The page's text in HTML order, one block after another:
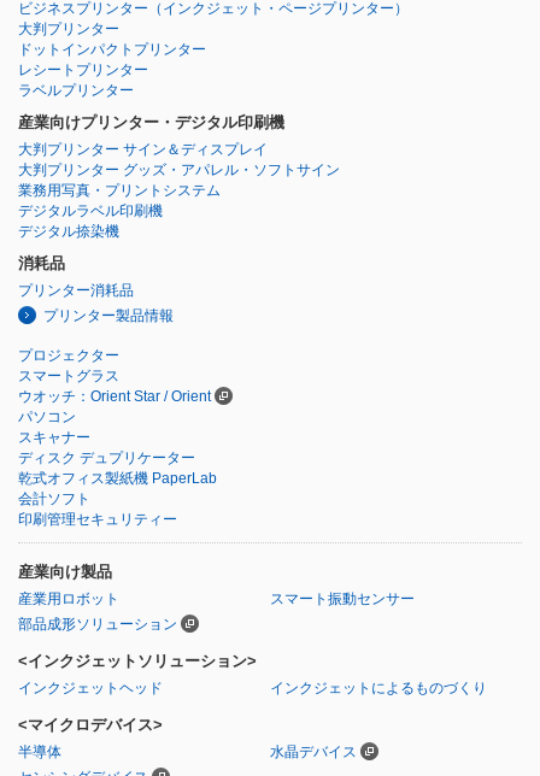
ビジネスプリンター （インクジェット・ページプリンター）
大判プリンター
ドットインパクトプリンター
レシートプリンター
ラベルプリンター
産業向けプリンター・デジタル印刷機
大判プリンター サイン＆ディスプレイ
大判プリンター グッズ・アパレル・ソフトサイン
業務用写真・プリントシステム
デジタルラベル印刷機
デジタル捺染機
消耗品
プリンター消耗品
プリンター製品情報
プロジェクター
スマートグラス
ウオッチ：Orient Star / Orient
パソコン
スキャナー
ディスク デュプリケーター
乾式オフィス製紙機 PaperLab
会計ソフト
印刷管理セキュリティー
産業向け製品
産業用ロボット
スマート振動センサー
部品成形ソリューション
<インクジェットソリューション>
インクジェットヘッド インクジェットによるものづくり
<マイクロデバイス>
半導体
水晶デバイス